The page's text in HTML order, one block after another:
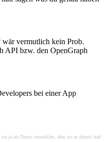
wär vermutlich kein Prob.
API bzw. den OpenGraph
bei einer App
ja als Demo reinstellen, aber sie es derzeit halt